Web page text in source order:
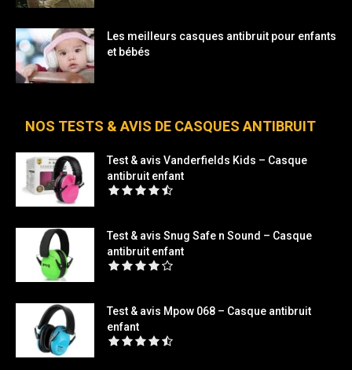
Les meilleurs casques antibruit pour enfants
et bébés
NOS TESTS & AVIS DE CASQUES ANTIBRUIT
Test & avis Vanderfields Kids – Casque
antibruit enfant
Test & avis Snug Safe n Sound – Casque
antibruit enfant
Test & avis Mpow 068 – Casque antibruit
enfant